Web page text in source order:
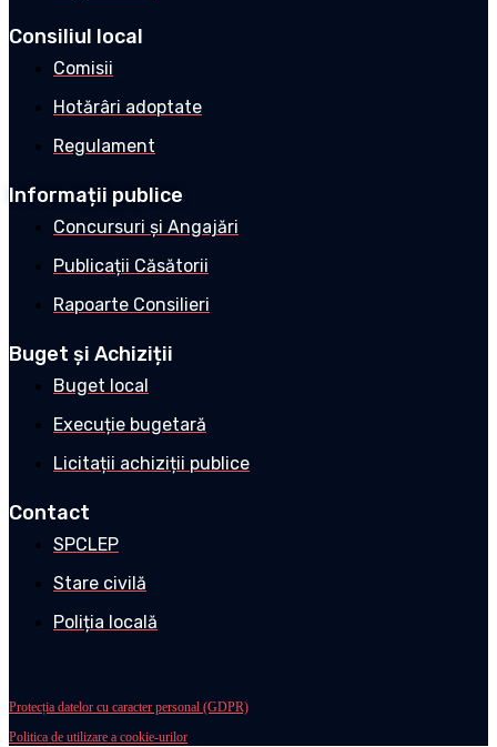
Consiliul local
Comisii
Hotărâri adoptate
Regulament
Informații publice
Concursuri și Angajări
Publicații Căsătorii
Rapoarte Consilieri
Buget și Achiziții
Buget local
Execuție bugetară
Licitații achiziții publice
Contact
SPCLEP
Stare civilă
Poliția locală
Protecția datelor cu caracter personal (GDPR)
Politica de utilizare a cookie-urilor